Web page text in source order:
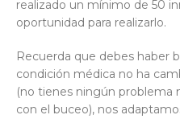
realizado un mínimo de 50
oportunidad para realizarlo.
Recuerda que debes haber
condición médica no ha
(no tienes ningún problema
con el buceo), nos